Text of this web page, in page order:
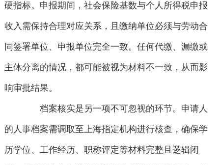
硬指标。申报期间，社会保险基数与个人所得税申报
收入需保持合理对应关系，且缴纳单位必须与劳动合
同签署单位、申报单位完全一致。任何代缴、漏缴或
主体分离的情况，都可能被视为材料不一致，从而影
响审批结果。
档案核实是另一项不可忽视的环节。申请人
的人事档案需调取至上海指定机构进行核查，确保学
历学位、工作经历、职称评定等材料完整且逻辑闭